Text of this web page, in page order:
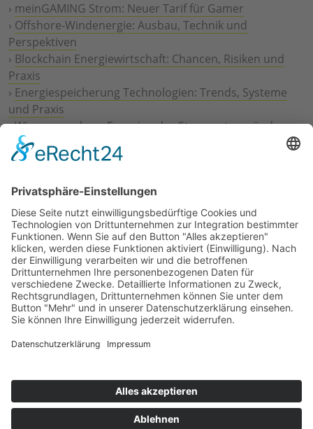
› meinGAMING Strom: Neuer Tarif für Gamer
› Offshore-Windenergie: Ausbau, Technik und
Perspektiven
› Blockchain Energiewirtschaft: Chancen, Risiken und
Praxis
› Energiespeicherung Technologien: Trends, Systeme
und Praxis
›Wie erneuerbare Energien das Stromnetz verändern
Digitalisierung Energiewirtschaft: Effizienz, Netze und
Prozesse
Geschäftsmodelle
›Vorstandswechsel Westenergie: Böddeling übernimmt
befristet
›Wasserstoff-Hochlauf: Dialog, Infrastruktur und
konkrete Schritte
›Solaranlage Regenbogenfarben: FC St. Pauli und
LichtBlick installieren erste weltweite Anlage
Jetzt an der STUDIE360 teilnehmen
Wir möchten Transparenz mit einheitlichen Kriterien
kostenlose Teilnahme wichtig. Die Ergebnisse werden
umgehend nach Teilnahme und Auswertung auf
unserer Webseite zur Verfügung gestellt.